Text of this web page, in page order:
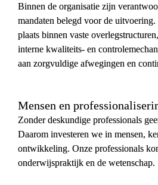
Binnen de organisatie zijn
mandaten belegd voor de
plaats binnen vaste
interne kwaliteits- en
aan zorgvuldige afwegingen en
Mensen en
Zonder deskundige professionals
Daarom investeren we in mensen,
ontwikkeling. Onze professionals
onderwijspraktijk en de wetenschap.